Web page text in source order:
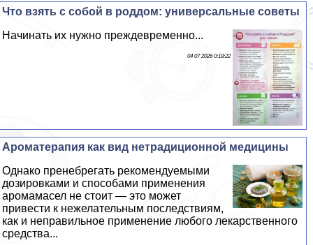
Что взять с собой в роддом: универсальные советы
Начинать их нужно преждевременно...
04 07 2026 0:18:22
Ароматерапия как вид нетрадиционной медицины
Однако пренебрегать рекомендуемыми
дозировками и способами применения
аромамасел не стоит — это может
привести к нежелательным последствиям,
как и неправильное применение любого лекарственного
средства...